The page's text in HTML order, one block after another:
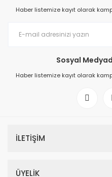
Haber listemize kayıt olarak
Sosyal
Haber listemize kayıt olarak
İLETİŞİM
ÜYELİK